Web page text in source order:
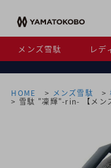
メンズ雪駄 レデ
HOME メンズ雪駄
雪駄 "凜輝"-rin- 【メン